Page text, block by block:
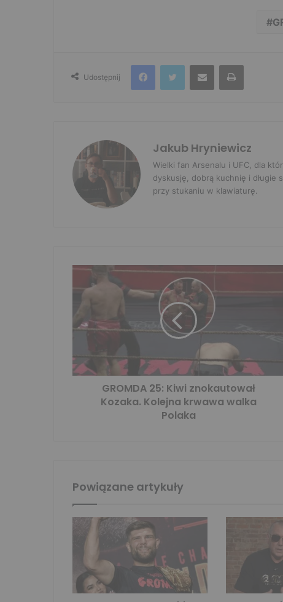
Udostępnij
FacebookTwitter Udostępnij przez e-mail Drukuj
Jakub Hryniewicz
Wielki fan Arsenalu i UFC, dla
dyskusję, dobrą kuchnię i długie
przy stukaniu w klawiaturę.
GROMDA 25: Kiwi znokautował
Kozaka. Kolejna krwawa walka
Polaka
Powiązane artykuły